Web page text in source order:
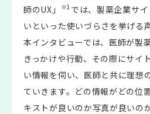
師のUX」
※1 では、製薬企業サ
いといった使いづらさを挙げる
本インタビューでは、医師が製
きっかけや行動、その際にサイ
い情報を伺い、医師と共に理想
ていきます。どの情報がどの位
キストが良いのか写真が良いの